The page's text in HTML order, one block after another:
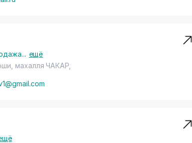
... ещё
махалля ЧАКАР